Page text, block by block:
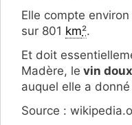
Elle compte
sur 801 km².
Et doit
Madère, le vin
auquel elle a
Source :